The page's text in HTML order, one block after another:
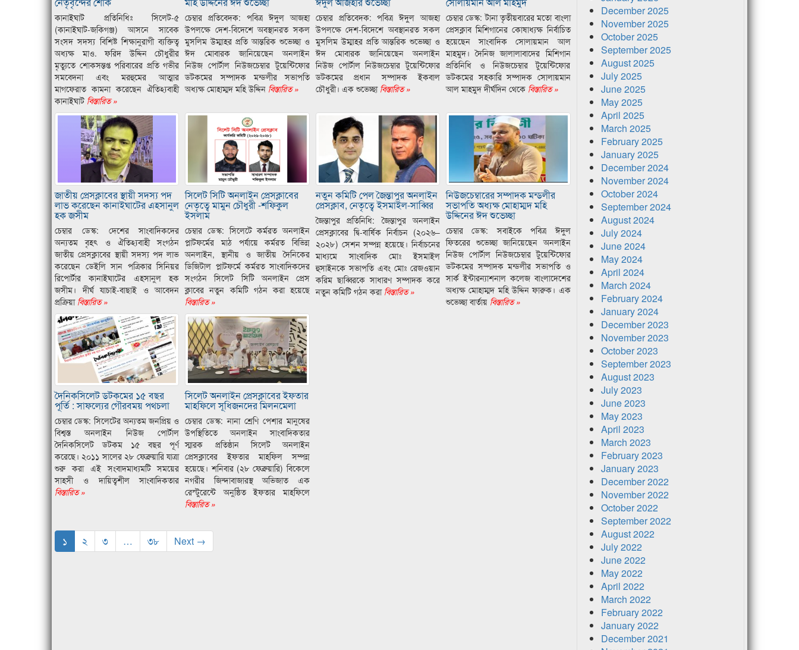
কানাইঘাট প্রতিনিধিঃ সিলেট-৫
(কানাইঘাট-জকিগঞ্জ) আসনে সাবেক
সংসদ সদস্য বিশিষ্ট শিক্ষানুরাগী ব্যক্তিত্ব
অধ্যক্ষ মাও. ফরিদ উদ্দিন চৌধুরীর
মৃত্যুতে শোকসন্তপ্ত পরিবারের প্রতি গভীর
সমবেদনা এবং মরহুমের আত্মার
মাগফেরাত কামনা করেছেন ঐতিহ্যবাহী
কানাইঘাটবিস্তারিত »
চেম্বার প্রতিবেদক: পবিত্র ঈদুল আজহা
উপলক্ষে দেশ-বিদেশে অবস্থানরত সকল
মুসলিম উম্মাহর প্রতি আন্তরিক শুভেচ্ছা ও
ঈদ মোবারক জানিয়েছেন অনলাইন
নিউজ পোর্টাল নিউজচেম্বার টুয়েন্টিফোর
ডটকমের সম্পাদক মন্ডলীর সভাপতি
অধ্যক্ষ মোহাম্মদ মহি উদ্দিন বিস্তারিত »
চেম্বার প্রতিবেদক: পবিত্র ঈদুল আজহা
উপলক্ষে দেশ-বিদেশে অবস্থানরত সকল
মুসলিম উম্মাহর প্রতি আন্তরিক শুভেচ্ছা ও
ঈদ মোবারক জানিয়েছেন অনলাইন
নিউজ পোর্টাল নিউজচেম্বার টুয়েন্টিফোর
ডটকমের প্রধান সম্পাদক ইকবাল
চৌধুরী। এক শুভেচ্ছাবিস্তারিত »
চেম্বার ডেস্ক: টানা তৃতীয়বারের মতো বাংলা
প্রেসক্লাব মিশিগানের কোষাধ্যক্ষ নির্বাচিত
হয়েছেন সাংবাদিক সোলায়মান আল
মাহমুদ। দৈনিজ জালালাবাদের মিশিগান
প্রতিনিধি ও নিউজচেম্বার টুয়েন্টিফোর
ডটকমের সহকারি সম্পাদক সোলায়মান
আল মাহমুদ দীর্ঘদিন থেকে বিস্তারিত »
জাতীয় প্রেসক্লাবের স্থায়ী সদস্য পদ
লাভ করেছেন কানাইঘাটের এহসানুল
হক জসীম
চেম্বার ডেস্ক: দেশের সাংবাদিকদের
অন্যতম বৃহৎ ও ঐতিহ্যবাহী সংগঠন
জাতীয় প্রেসক্লাবের স্থায়ী সদস্য পদ লাভ
করেছেন ডেইলি সান পত্রিকার সিনিয়র
রিপোর্টার কানাইঘাটের এহসানুল হক
জসীম। দীর্ঘ যাচাই-বাছাই ও আবেদন
প্রক্রিয়াবিস্তারিত »
সিলেট সিটি অনলাইন প্রেসক্লাবের
নেতৃত্বে মামুন চৌধুরী -শফিকুল
ইসলাম
চেম্বার ডেস্ক: সিলেটে কর্মরত অনলাইন
প্লাটফর্মের মাঠ পর্যায়ে কর্মরত বিভিন্ন
অনলাইন, স্থানীয় ও জাতীয় দৈনিকের
ডিজিটাল প্লাটফর্মে কর্মরত সাংবাদিকদের
সংগঠন সিলেট সিটি অনলাইন প্রেস
ক্লাবের নতুন কমিটি গঠন করা হয়েছে
বিস্তারিত »
নতুন কমিটি পেল জৈন্তাপুর অনলাইন
প্রেসক্লাব, নেতৃত্বে ইসমাইল-সাব্বির
জৈন্তাপুর প্রতিনিধি: জৈন্তাপুর অনলাইন
প্রেসক্লাবের দ্বি-বার্ষিক নির্বাচন (২০২৬–
২০২৮) সেশন সম্পন্ন হয়েছে। নির্বাচনের
মাধ্যমে সাংবাদিক মোঃ ইসমাইল
হুসাইনকে সভাপতি এবং মোঃ রেজওয়ান
করিম ছাব্বিরকে সাধারণ সম্পাদক করে
নতুন কমিটি গঠন করাবিস্তারিত »
নিউজচেম্বারের সম্পাদক মন্ডলীর
সভাপতি অধ্যক্ষ মোহাম্মদ মহি
উদ্দিনের ঈদ শুভেচ্ছা
চেম্বার ডেস্ক: সবাইকে পবিত্র ঈদুল
ফিতরের শুভেচ্ছা জানিয়েছেন অনলাইন
নিউজ পোর্টাল নিউজচেম্বার টুয়েন্টিফোর
ডটকমের সম্পাদক মন্ডলীর সভাপতি ও
সার্ক ইন্টারন্যাশনাল কলেজ বাংলাদেশের
অধ্যক্ষ মোহাম্মদ মহি উদ্দিন ফারুক। এক
শুভেচ্ছা বার্তায় বিস্তারিত »
দৈনিকসিলেট ডটকমের ১৫ বছর
পূর্তি : সাফল্যের গৌরবময় পথচলা
চেম্বার ডেস্ক: সিলেটের অন্যতম জনপ্রিয় ও
বিশ্বস্ত অনলাইন নিউজ পোর্টাল
দৈনিকসিলেট ডটকম ১৫ বছর পূর্ণ
করেছে। ২০১১ সালের ২৮ ফেব্রুয়ারি যাত্রা
শুরু করা এই সংবাদমাধ্যমটি সময়ের
সাহসী ও দায়িত্বশীল সাংবাদিকতার
বিস্তারিত »
সিলেট অনলাইন প্রেসক্লাবের ইফতার
মাহফিলে সূধিজনদের মিলনমেলা
চেম্বার ডেস্ক: নানা শ্রেণি পেশার মানুষের
উপস্থিতিতে অনলাইন সাংবাদিকতার
স্মারক প্রতিষ্ঠান সিলেট অনলাইন
প্রেসক্লাবের ইফতার মাহফিল সম্পন্ন
হয়েছে। শনিবার (২৮ ফেব্রুয়ারি) বিকেলে
নগরীর জিন্দাবাজারস্থ অভিজাত এক
রেস্টুরেন্টে অনুষ্ঠিত ইফতার মাহফিলে
বিস্তারিত »
১ ২ ৩ … ৩৮ Next →
December 2025
November 2025
October 2025
September 2025
August 2025
July 2025
June 2025
May 2025
April 2025
March 2025
February 2025
January 2025
December 2024
November 2024
October 2024
September 2024
August 2024
July 2024
June 2024
May 2024
April 2024
March 2024
February 2024
January 2024
December 2023
November 2023
October 2023
September 2023
August 2023
July 2023
June 2023
May 2023
April 2023
March 2023
February 2023
January 2023
December 2022
November 2022
October 2022
September 2022
August 2022
July 2022
June 2022
May 2022
April 2022
March 2022
February 2022
January 2022
December 2021